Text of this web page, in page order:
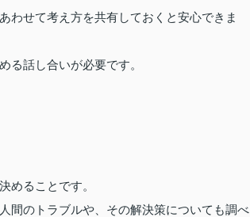
わせて考え方を共有しておくと安心できま
る話し合いが必要です。
めることです。
間のトラブルや、その解決策についても調べ